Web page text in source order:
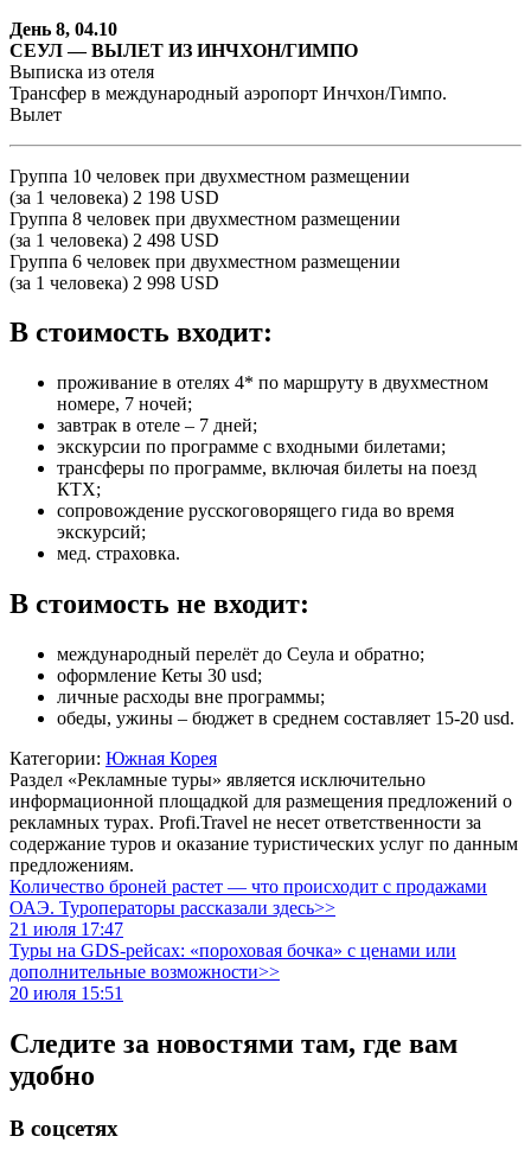
День 8, 04.10
СЕУЛ — ВЫЛЕТ ИЗ ИНЧХОН/ГИМПО
Выписка из отеля
Трансфер в международный аэропорт Инчхон/Гимпо.
Вылет
Группа 10 человек при двухместном размещении
(за 1 человека) 2 198 USD
Группа 8 человек при двухместном размещении
(за 1 человека) 2 498 USD
Группа 6 человек при двухместном размещении
(за 1 человека) 2 998 USD
В стоимость входит:
проживание в отелях 4* по маршруту в двухместном
номере, 7 ночей;
завтрак в отеле – 7 дней;
экскурсии по программе с входными билетами;
трансферы по программе, включая билеты на поезд
КТХ;
сопровождение русскоговорящего гида во время
экскурсий;
мед. страховка.
В стоимость не входит:
международный перелёт до Сеула и обратно;
оформление Кеты 30 usd;
личные расходы вне программы;
обеды, ужины – бюджет в среднем составляет 15-20 usd.
Категории: Южная Корея
Раздел «Рекламные туры» является исключительно
информационной площадкой для размещения предложений о
рекламных турах. Profi.Travel не несет ответственности за
содержание туров и оказание туристических услуг по данным
предложениям.
Количество броней растет — что происходит с продажами
ОАЭ. Туроператоры рассказали здесь>>
21 июля 17:47
Туры на GDS-рейсах: «пороховая бочка» с ценами или
дополнительные возможности>>
20 июля 15:51
Следите за новостями там, где вам
удобно
В соцсетях